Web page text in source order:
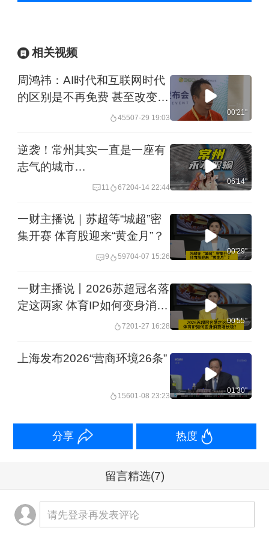
相关视频
周鸿祎：AI时代和互联网时代
的区别是不再免费 甚至改变现
45507-29 19:03
00'21''
逆袭！常州其实一直是一座有
志气的城市…
11 67204-14 22:44
06'14''
一财主播说｜苏超等“城超”密
集开赛 体育股迎来“黄金月”？
9 59704-07 15:26
00'29''
一财主播说丨2026苏超冠名落
定这两家 体育IP如何变身消费
7201-27 16:28
00'55''
上海发布2026“营商环境26条”
15601-08 23:23
01'30''
分享 热度
留言精选(7)
请先登录再发表评论